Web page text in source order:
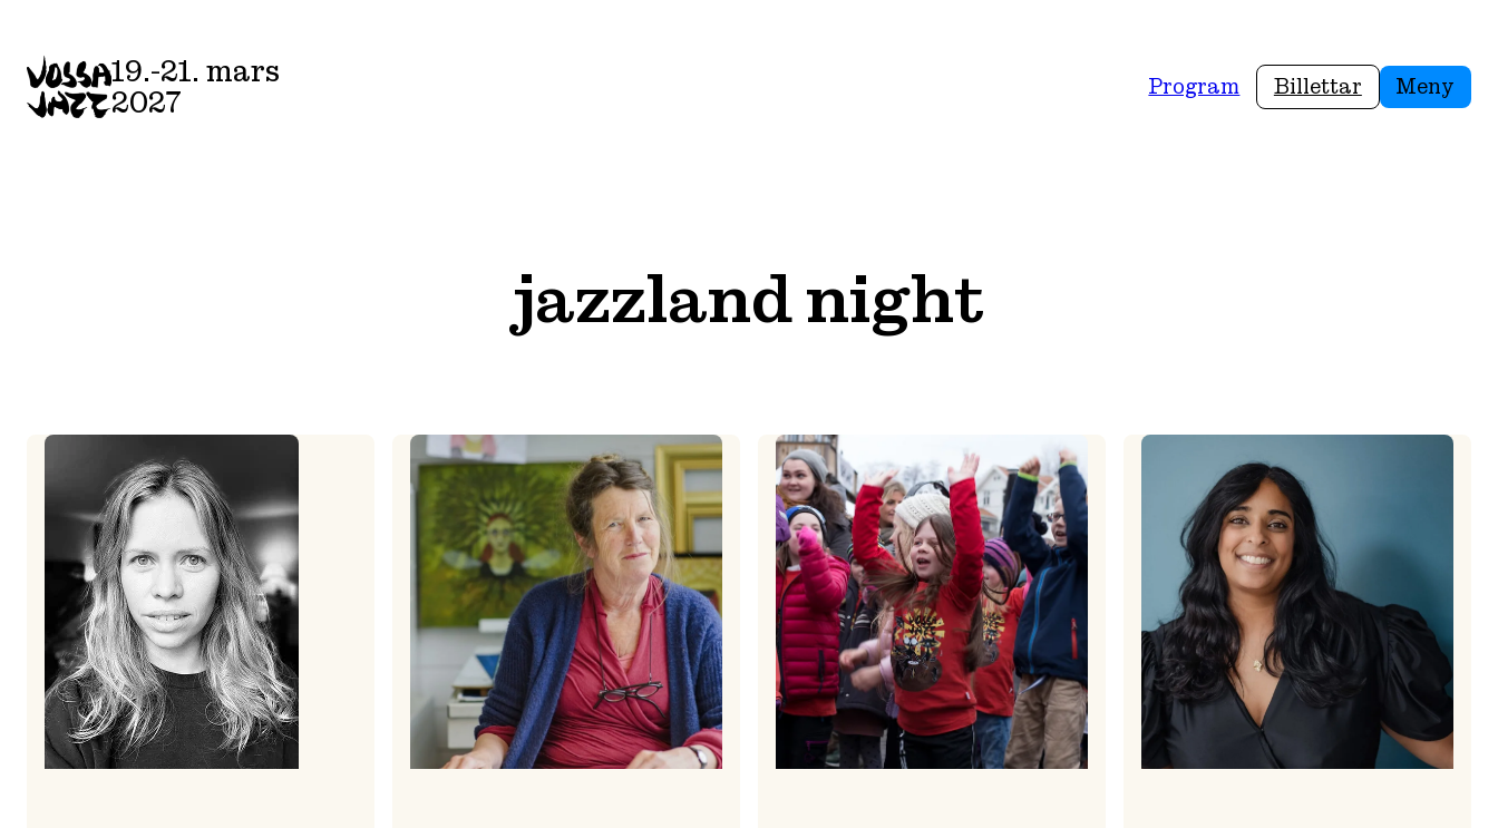
content
19.-21. mars
2027
Program Billettar Meny
jazzland night